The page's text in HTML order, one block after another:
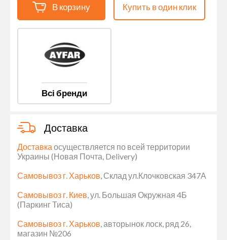
В корзину Купить в один клик
Всі бренди
Доставка
Доставка осуществляется по всей территории
Украины (Новая Почта, Delivery)
Самовывоз г. Харьков, Склад ул.Клочковская 347А
Самовывоз г. Киев, ул. Большая Окружная 4Б
(Паркинг Тиса)
Самовывоз г. Харьков, авторынок лоск, ряд 26,
магазин №206